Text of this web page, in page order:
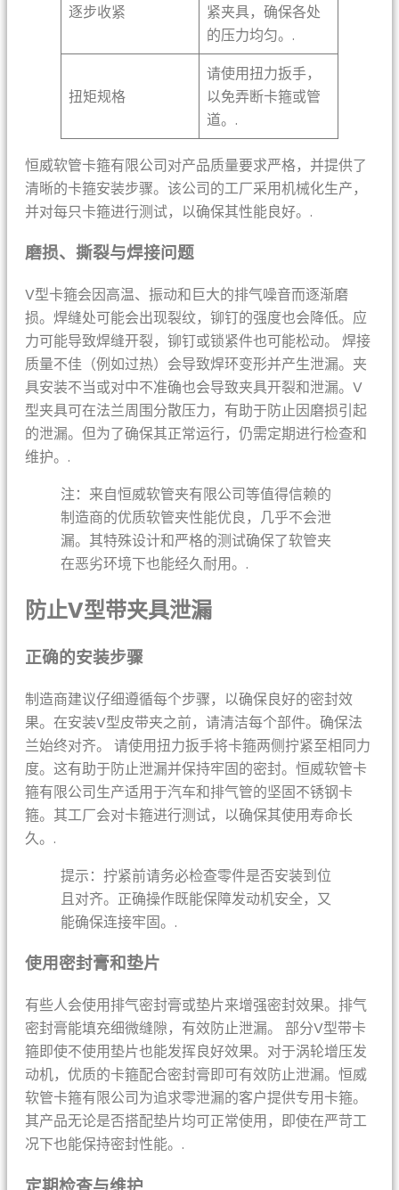
逐步收紧
紧夹具，确保各处
的压力均匀。.
扭矩规格
请使用扭力扳手，
以免弄断卡箍或管
道。.
恒威软管卡箍有限公司对产品质量要求严格，并提供了
清晰的卡箍安装步骤。该公司的工厂采用机械化生产，
并对每只卡箍进行测试，以确保其性能良好。.
磨损、撕裂与焊接问题
V型卡箍会因高温、振动和巨大的排气噪音而逐渐磨
损。焊缝处可能会出现裂纹，铆钉的强度也会降低。应
力可能导致焊缝开裂，铆钉或锁紧件也可能松动。 焊接
质量不佳（例如过热）会导致焊环变形并产生泄漏。夹
具安装不当或对中不准确也会导致夹具开裂和泄漏。V
型夹具可在法兰周围分散压力，有助于防止因磨损引起
的泄漏。但为了确保其正常运行，仍需定期进行检查和
维护。.
注：来自恒威软管夹有限公司等值得信赖的
制造商的优质软管夹性能优良，几乎不会泄
漏。其特殊设计和严格的测试确保了软管夹
在恶劣环境下也能经久耐用。.
防止V型带夹具泄漏
正确的安装步骤
制造商建议仔细遵循每个步骤，以确保良好的密封效
果。在安装V型皮带夹之前，请清洁每个部件。确保法
兰始终对齐。 请使用扭力扳手将卡箍两侧拧紧至相同力
度。这有助于防止泄漏并保持牢固的密封。恒威软管卡
箍有限公司生产适用于汽车和排气管的坚固不锈钢卡
箍。其工厂会对卡箍进行测试，以确保其使用寿命长
久。.
提示：拧紧前请务必检查零件是否安装到位
且对齐。正确操作既能保障发动机安全，又
能确保连接牢固。.
使用密封膏和垫片
有些人会使用排气密封膏或垫片来增强密封效果。排气
密封膏能填充细微缝隙，有效防止泄漏。 部分V型带卡
箍即使不使用垫片也能发挥良好效果。对于涡轮增压发
动机，优质的卡箍配合密封膏即可有效防止泄漏。恒威
软管卡箍有限公司为追求零泄漏的客户提供专用卡箍。
其产品无论是否搭配垫片均可正常使用，即使在严苛工
况下也能保持密封性能。.